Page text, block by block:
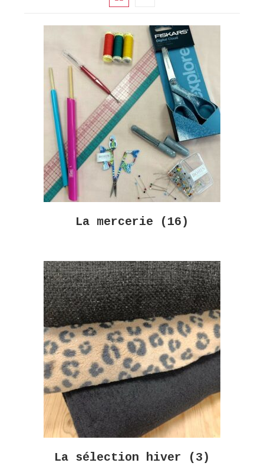
La mercerie (16)
La sélection hiver (3)